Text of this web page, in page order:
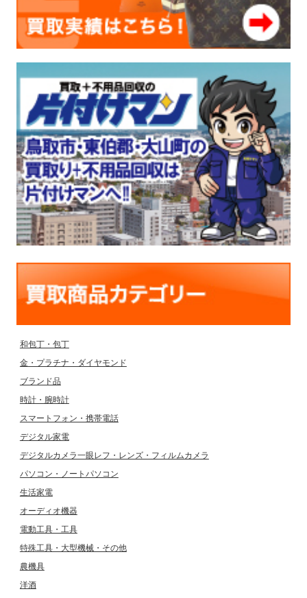
和包丁・包丁
金・プラチナ・ダイヤモンド
ブランド品
時計・腕時計
スマートフォン・携帯電話
デジタル家電
デジタルカメラ一眼レフ・レンズ・フィルムカメラ
パソコン・ノートパソコン
生活家電
オーディオ機器
電動工具・工具
特殊工具・大型機械・その他
農機具
洋酒